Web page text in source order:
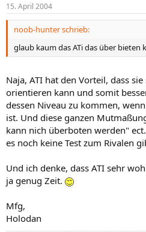
15. April 2004
noob-hunter schrieb:
glaub kaum das ATi das über bieten
Naja, ATI hat den Vorteil, dass
orientieren kann und somit
dessen Niveau zu kommen,
ist. Und diese ganzen
kann nich überboten werden"
es noch keine Test zum Rivalen
Und ich denke, dass ATI sehr
ja genug Zeit.
Mfg,
Holodan